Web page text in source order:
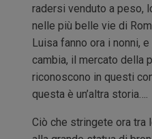
radersi venduto a peso,
nelle più belle vie di
Luisa fanno ora i nonni,
cambia, il mercato della
riconoscono in questi
questa è un’altra storia….
Ciò che stringete ora tra